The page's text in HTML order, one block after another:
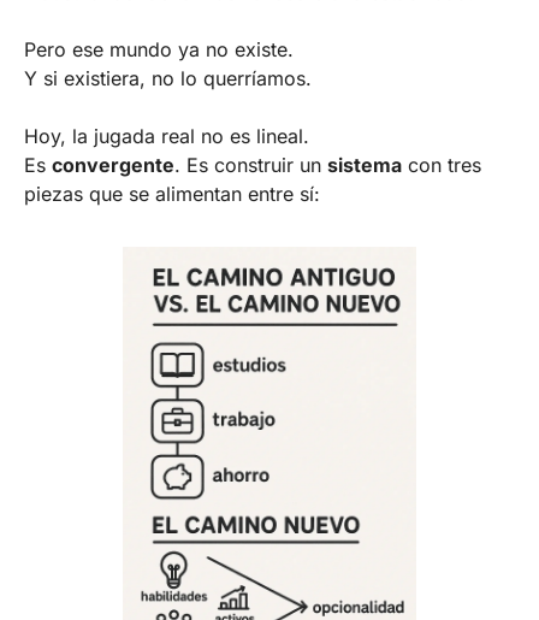
Pero ese mundo ya no existe.
Y si existiera, no lo querríamos.
Hoy, la jugada real no es lineal.
Es convergente. Es construir un sistema con tres
piezas que se alimentan entre sí: